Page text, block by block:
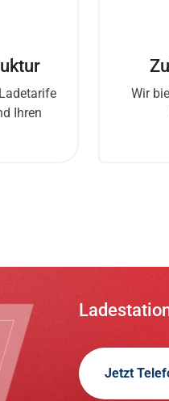
Ihren
Wir
Jetzt